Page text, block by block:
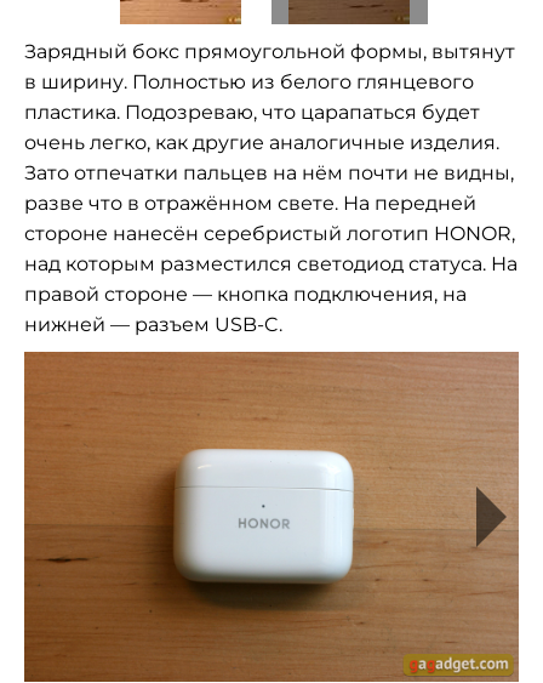
Зарядный бокс прямоугольной формы, вытянут
в ширину. Полностью из белого глянцевого
пластика. Подозреваю, что царапаться будет
очень легко, как другие аналогичные изделия.
Зато отпечатки пальцев на нём почти не видны,
разве что в отражённом свете. На передней
стороне нанесён серебристый логотип HONOR,
над которым разместился светодиод статуса. На
правой стороне — кнопка подключения, на
нижней — разъем USB-C.